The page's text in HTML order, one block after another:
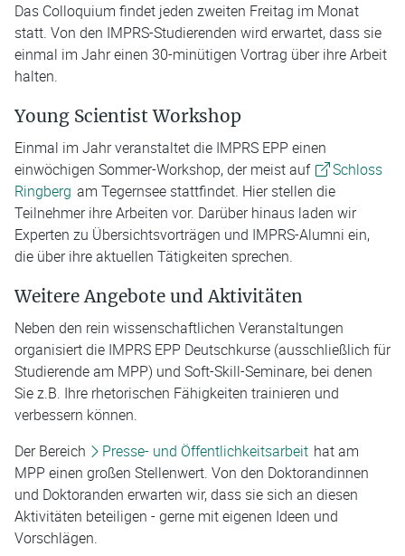
Das Colloquium findet jeden zweiten Freitag im Monat
statt. Von den IMPRS-Studierenden wird erwartet, dass sie
einmal im Jahr einen 30-minütigen Vortrag über ihre Arbeit
halten.
Young Scientist Workshop
Einmal im Jahr veranstaltet die IMPRS EPP einen
einwöchigen Sommer-Workshop, der meist auf
Schloss
Ringberg am Tegernsee stattfindet. Hier stellen die
Teilnehmer ihre Arbeiten vor. Darüber hinaus laden wir
Experten zu Übersichtsvorträgen und IMPRS-Alumni ein,
die über ihre aktuellen Tätigkeiten sprechen.
Weitere Angebote und Aktivitäten
Neben den rein wissenschaftlichen Veranstaltungen
organisiert die IMPRS EPP Deutschkurse (ausschließlich für
Studierende am MPP) und Soft-Skill-Seminare, bei denen
Sie z.B. Ihre rhetorischen Fähigkeiten trainieren und
verbessern können.
Der Bereich
Presse- und Öffentlichkeitsarbeit hat am
MPP einen großen Stellenwert. Von den Doktorandinnen
und Doktoranden erwarten wir, dass sie sich an diesen
Aktivitäten beteiligen - gerne mit eigenen Ideen und
Vorschlägen.